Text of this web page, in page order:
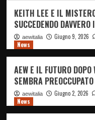
KEITH LEE E IL
SUCCEDENDO DAVVERO
aewitalia Giugno 9, 2026
News
AEW E IL FUTURO
SEMBRA PREOCCUPATO
aewitalia Giugno 2, 2026
News